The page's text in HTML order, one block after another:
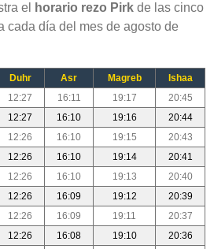
el horario rezo Pirk de las cinco
cada día del mes de agosto de
Duhr Asr Magreb
Ishaa
12:27 16:11 19:17
20:45
12:27 16:10 19:16
20:44
12:26 16:10 19:15
20:43
12:26 16:10 19:14
20:41
12:26 16:10 19:13
20:40
12:26 16:09 19:12
20:39
12:26 16:09 19:11
20:37
12:26 16:08 19:10
20:36